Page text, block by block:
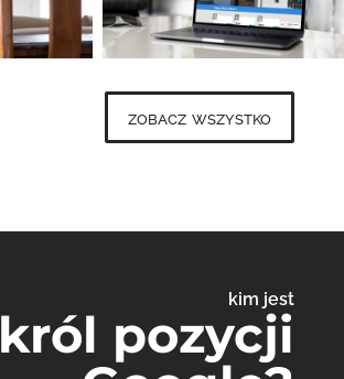
zobacz wszystko
kim jest
król pozycji